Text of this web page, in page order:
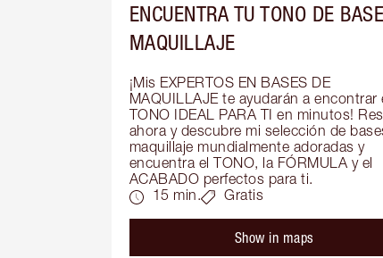
ENCUENTRA TU TONO DE
MAQUILLAJE
¡Mis EXPERTOS EN BASES DE
MAQUILLAJE te ayudarán a encontrar
TONO IDEAL PARA TI en minutos!
ahora y descubre mi selección de
maquillaje mundialmente adoradas y
encuentra el TONO, la FÓRMULA y el
ACABADO perfectos para ti.
15 min.
Gratis
Show in maps